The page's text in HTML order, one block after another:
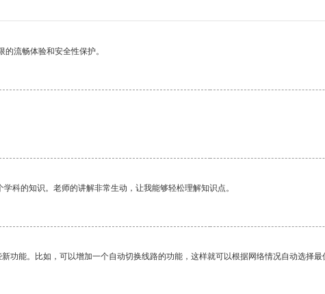
流畅体验和安全性保护。
科的知识。老师的讲解非常生动，让我能够轻松理解知识点。
功能。比如，可以增加一个自动切换线路的功能，这样就可以根据网络情况自动选择最